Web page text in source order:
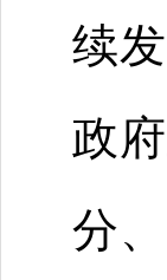
续
政
分